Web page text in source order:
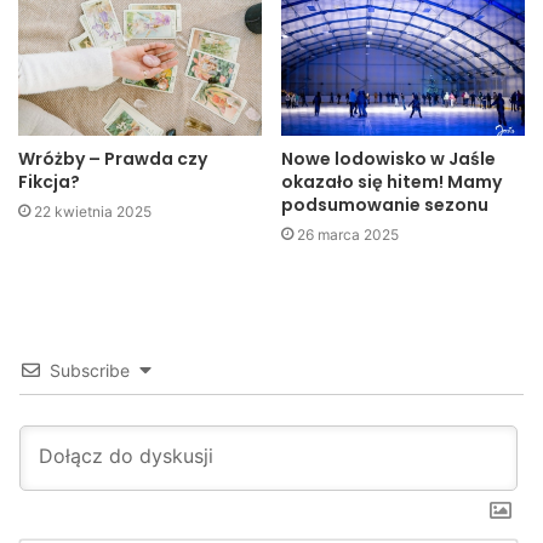
uderzył w jego bok. Motocykl stanął w ogniu.
Wróżby – Prawda czy
Fikcja?
22 kwietnia 2025
Nowe lodowisko w Jaśle
okazało się hitem! Mamy
podsumowanie sezonu
26 marca 2025
Subscribe